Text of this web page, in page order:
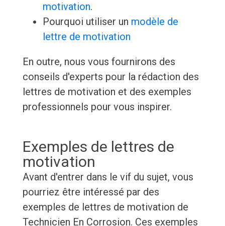
motivation.
Pourquoi utiliser un modèle de
lettre de motivation
En outre, nous vous fournirons des
conseils d'experts pour la rédaction des
lettres de motivation et des exemples
professionnels pour vous inspirer.
Exemples de lettres de
motivation
Avant d'entrer dans le vif du sujet, vous
pourriez être intéressé par des
exemples de lettres de motivation de
Technicien En Corrosion. Ces exemples